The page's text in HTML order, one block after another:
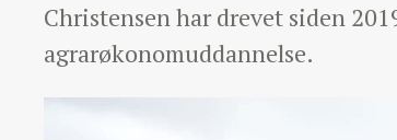
Christensen har drevet siden
agrarøkonomuddannelse.